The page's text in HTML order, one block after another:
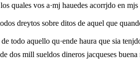
quales vos a·mj hauedes acorrjdo en mjs
dreytos sobre ditos de aquel que
todo aquello qu·ende haura que sia
dos mill sueldos dineros jacqueses